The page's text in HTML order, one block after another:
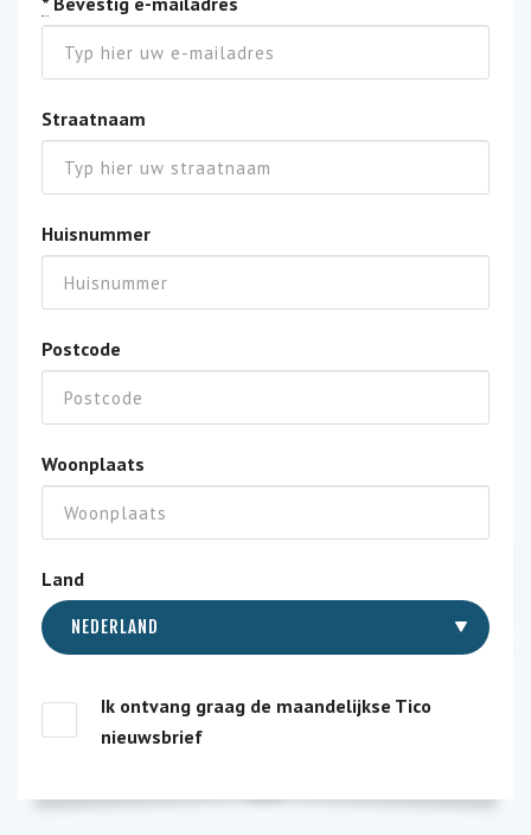
Straatnaam
Huisnummer
Postcode
Woonplaats
Land
NEDERLAND
Ik ontvang graag de maandelijkse Tico
nieuwsbrief